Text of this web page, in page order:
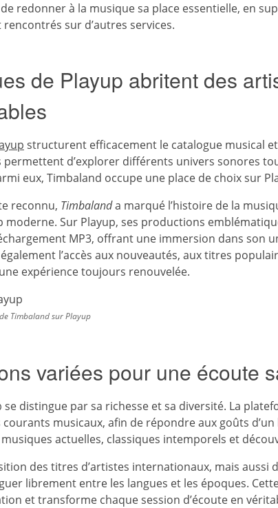
redonner à la musique sa place essentielle, en
sur d’autres services.
de Playup abritent des
structurent efficacement le catalogue musical
permettent d’explorer différents univers sonores
eux, Timbaland occupe une place de choix sur
reconnu, Timbalanda marqué l’histoire de la
moderne. Sur Playup, ses productions
MP3, offrant une immersion dans son
l’accès aux nouveautés, aux titres
expérience toujours renouvelée.
Timbaland sur Playup
variées pour une écoute
se distingue par sa richesse et sa diversité. La
musicaux, afin de répondre aux goûts
actuelles, classiques intemporels et
des titres d’artistes internationaux, mais aussi
librement entre les langues et les époques.
et transforme chaque session d’écoute en